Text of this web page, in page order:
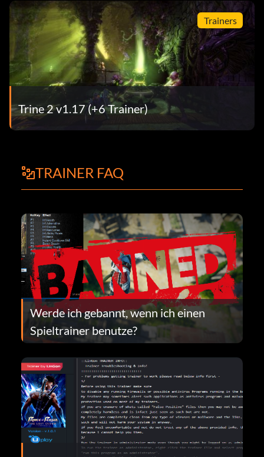
Trainers
Trine 2 v1.17 (+6 Trainer)
TRAINER FAQ
Werde ich gebannt, wenn ich einen
Spieltrainer benutze?